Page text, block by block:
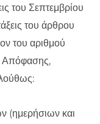
του Σεπτεμβρίου
του άρθρου
του αριθμού
Απόφασης,
(ημερήσιων και